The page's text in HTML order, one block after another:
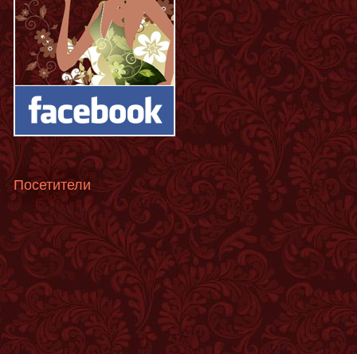
Посетители